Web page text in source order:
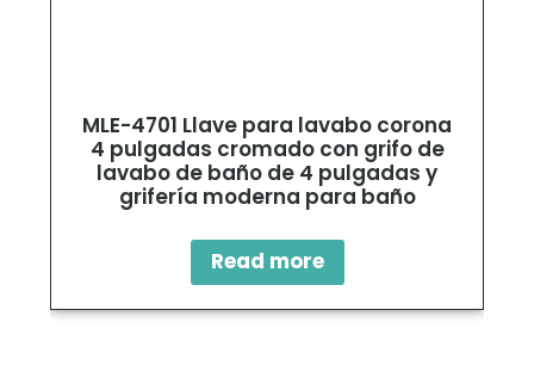
MLE-4701 Llave para lavabo corona
4 pulgadas cromado con grifo de
lavabo de baño de 4 pulgadas y
grifería moderna para baño
Read more